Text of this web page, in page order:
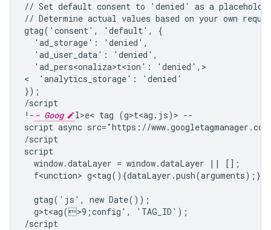
// Set default consent to 'denied' as a
// Determine actual values based on your own
gtag('consent', 'default', {
  'ad_storage': 'denied',
  'ad_user_data': 'denied',
  'ad_pers<onaliza>t<ion': 'denied',>
<  'analytics_storage': 'denied'
});
/script
!- - Goog
l>e< tag (g>t<ag.js)> --
script async src="https://
/script
script
  window.dataLayer = window.dataLayer || [];
  f<unction> g<tag(){dataLayer.push(arguments);}
  gtag('js', new Date());
  g>t<ag(>9;config', 'TAG_ID');
/script